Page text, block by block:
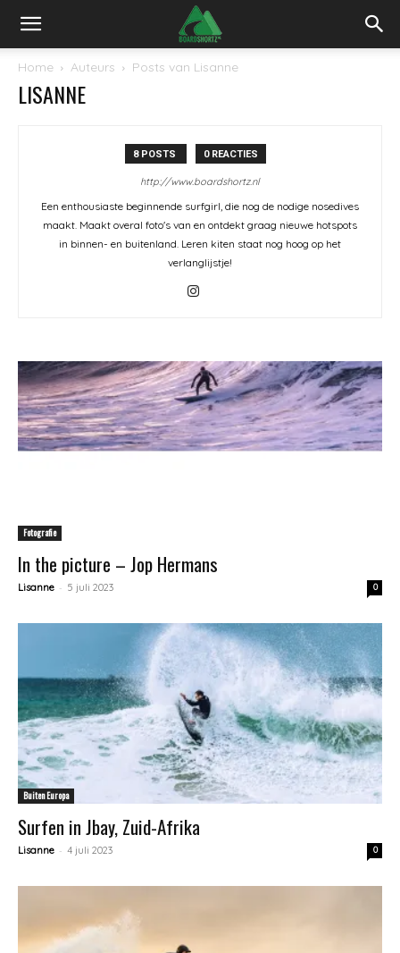
Home Auteurs Posts van Lisanne
LISANNE
8 POSTS 0 REACTIES
http://www.boardshortz.nl
Een enthousiaste beginnende surfgirl, die nog de nodige nosedives
maakt. Maakt overal foto's van en ontdekt graag nieuwe hotspots
in binnen- en buitenland. Leren kiten staat nog hoog op het
verlanglijstje!
Fotografie
In the picture – Jop Hermans
Lisanne - 5 juli 2023 0
Buiten Europa
Surfen in Jbay, Zuid-Afrika
Lisanne - 4 juli 2023 0